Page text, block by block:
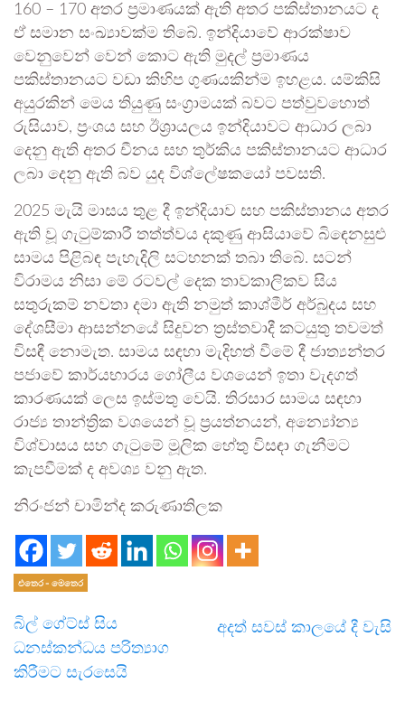
160 – 170 අතර ප්‍රමාණයක් ඇති අතර පකිස්තානයට ද
ඒ සමාන සංඛ්‍යාවක්ම තිබේ. ඉන්දියාවේ ආරක්ෂාව
වෙනුවෙන් වෙන් කොට ඇති මුදල් ප්‍රමාණය
පකිස්තානයට වඩා කිහිප ගුණයකින්ම ඉහළය. යම්කිසි
අයුරකින් මෙය තියුණු සංග්‍රාමයක් බවට පත්වුවහොත්
රුසියාව, ප්‍රංශය සහ ඊශ්‍රායලය ඉන්දියාවට ආධාර ලබා
දෙනු ඇති අතර චීනය සහ තුර්කිය පකිස්තානයට ආධාර
ලබා දෙනු ඇති බව යුද විශ්ලේෂකයෝ පවසති.
2025 මැයි මාසය තුළ දී ඉන්දියාව සහ පකිස්තානය අතර
ඇති වූ ගැටුම්කාරී තත්ත්වය දකුණු ආසියාවේ බිඳෙනසුළු
සාමය පිළිබඳ පැහැදිලි සටහනක් තබා තිබේ. සටන්
විරාමය නිසා මේ රටවල් දෙක තාවකාලිකව සිය
සතුරුකම් නවතා දමා ඇති නමුත් කාශ්මීර් අර්බුදය සහ
දේශසීමා ආසන්නයේ සිදුවන ත්‍රස්තවාදී කටයුතු තවමත්
විසඳී නොමැත. සාමය සඳහා මැදිහත් වීමේ දී ජාත්‍යන්තර
පජාවේ කාර්යභාරය ගෝලීය වශයෙන් ඉතා වැදගත්
කාරණයක් ලෙස ඉස්මතු වෙයි. තිරසාර සාමය සඳහා
රාජ්‍ය තාන්ත්‍රික වශයෙන් වූ ප්‍රයත්නයන්, අන්‍යෝන්‍ය
විශ්වාසය සහ ගැටුමේ මූලික හේතු විසඳා ගැනීමට
කැපවීමක් ද අවශ්‍ය වනු ඇත.
නිරංජන් චාමින්ද කරුණාතිලක
එතෙර - මෙතෙර
බිල් ගේට්ස් සිය
ධනස්කන්ධය පරිත්‍යාග
කිරීමට සැරසෙයි
අදත් සවස් කාලයේ දී වැසි